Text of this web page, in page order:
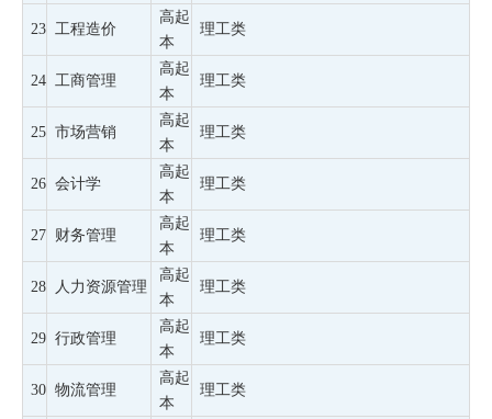
23 工程造价
高起
本
理工类
24 工商管理
高起
本
理工类
25 市场营销
高起
本
理工类
26 会计学
高起
本
理工类
27 财务管理
高起
本
理工类
28 人力资源管理
高起
本
理工类
29 行政管理
高起
本
理工类
30 物流管理
高起
本
理工类